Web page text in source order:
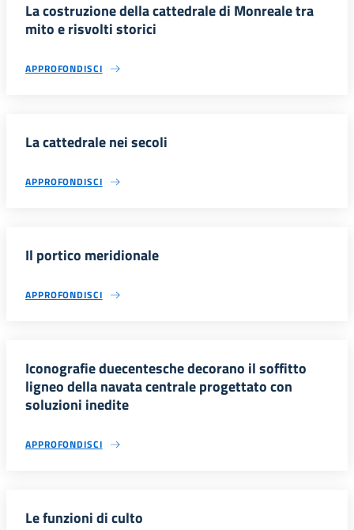
La costruzione della cattedrale di Monreale tra
mito e risvolti storici
APPROFONDISCI
La cattedrale nei secoli
APPROFONDISCI
Il portico meridionale
APPROFONDISCI
Iconografie duecentesche decorano il soffitto
ligneo della navata centrale progettato con
soluzioni inedite
APPROFONDISCI
Le funzioni di culto